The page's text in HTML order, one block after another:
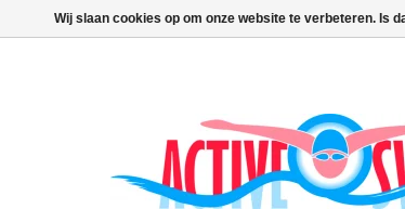
Wij slaan cookies op om onze website te verbeteren. Is